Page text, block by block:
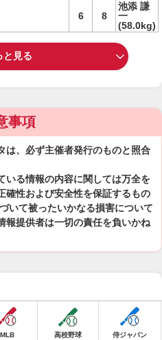
6 8
池添 謙
一
(58.0kg)
と見る
事項
は、必ず主催者発行のものと照合
いる情報の内容に関しては万全を
確性および安全性を保証するもの
いて被ったいかなる損害について
報提供者は一切の責任を負いかね
MLB 高校野球 侍ジャパン